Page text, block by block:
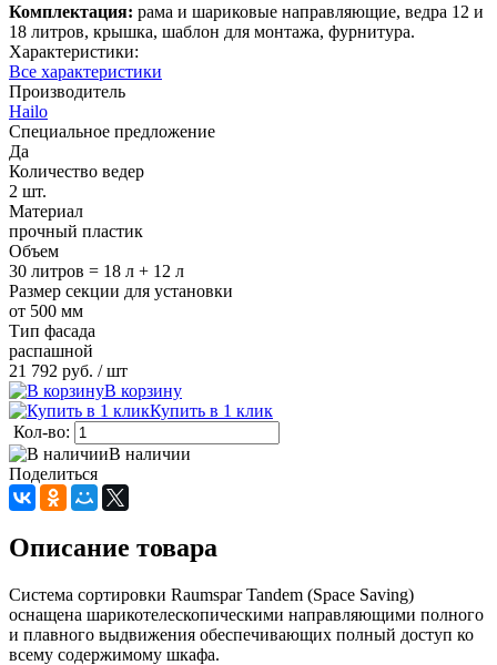
Комплектация: рама и шариковые направляющие, ведра 12 и
18 литров, крышка, шаблон для монтажа, фурнитура.
Характеристики:
Все характеристики
Производитель
Hailo
Специальное предложение
Да
Количество ведер
2 шт.
Материал
прочный пластик
Объем
30 литров = 18 л + 12 л
Размер секции для установки
от 500 мм
Тип фасада
распашной
21 792 руб. / шт
В корзину
Купить в 1 клик
Кол-во:
В наличии
Поделиться
Описание товара
Система сортировки Raumspar Tandem (Space Saving)
оснащена шарикотелескопическими направляющими полного
и плавного выдвижения обеспечивающих полный доступ ко
всему содержимому шкафа.